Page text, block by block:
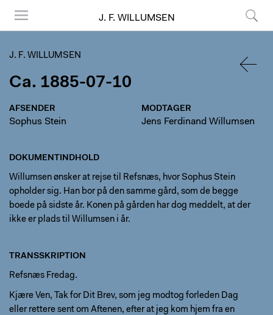
J. F. WILLUMSEN
J. F. WILLUMSEN
Ca. 1885-07-10
AFSENDER
Sophus Stein
MODTAGER
Jens Ferdinand Willumsen
DOKUMENTINDHOLD
Willumsen ønsker at rejse til Refsnæs, hvor Sophus Stein
opholder sig. Han bor på den samme gård, som de begge
boede på sidste år. Konen på gården har dog meddelt, at der
ikke er plads til Willumsen i år.
TRANSSKRIPTION
Refsnæs Fredag.
Kjære Ven, Tak for Dit Brev, som jeg modtog forleden Dag
eller rettere sent om Aftenen, efter at jeg kom hjem fra en